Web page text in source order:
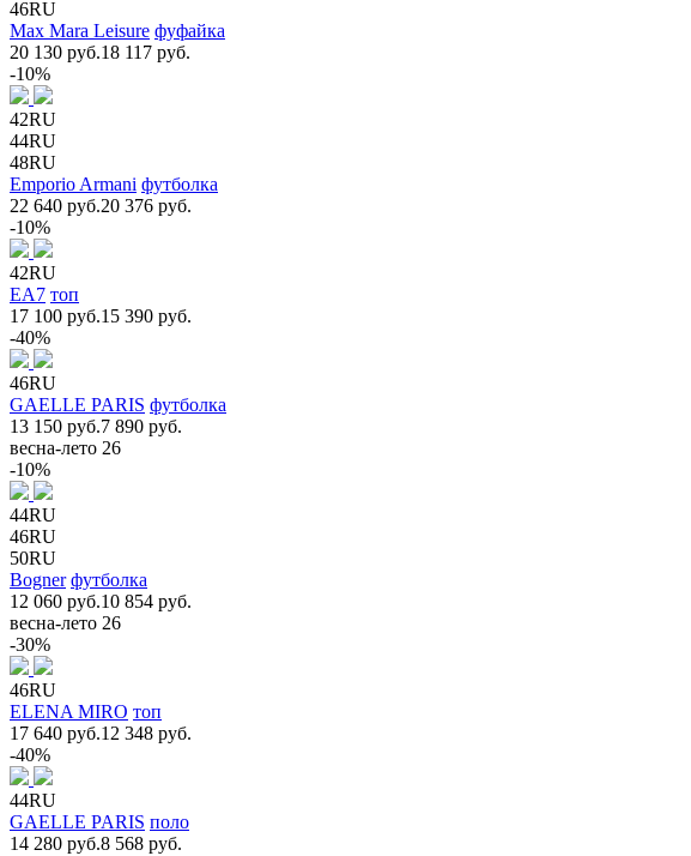
46RU
Max Mara Leisure фуфайка
20 130 руб.18 117 руб.
-10%
42RU
44RU
48RU
Emporio Armani футболка
22 640 руб.20 376 руб.
-10%
42RU
EA7 топ
17 100 руб.15 390 руб.
-40%
46RU
GAELLE PARIS футболка
13 150 руб.7 890 руб.
весна-лето 26
-10%
44RU
46RU
50RU
Bogner футболка
12 060 руб.10 854 руб.
весна-лето 26
-30%
46RU
ELENA MIRO топ
17 640 руб.12 348 руб.
-40%
44RU
GAELLE PARIS поло
14 280 руб.8 568 руб.